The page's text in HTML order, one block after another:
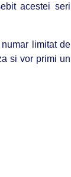
acestei seri
limitat de
si vor primi un